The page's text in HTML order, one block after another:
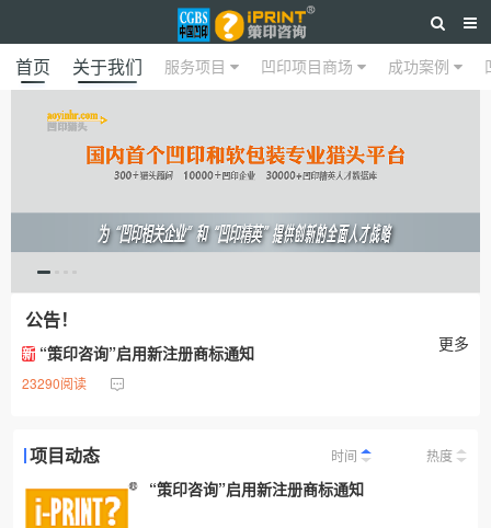
首页 关于我们 服务项目 凹印项目商场 成功案例
公告！
更多
新 “策印咨询”启用新注册商标通知
23290阅读
项目动态 时间 热度
“策印咨询”启用新注册商标通知